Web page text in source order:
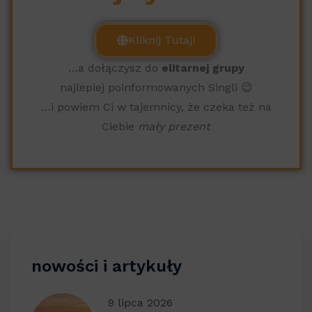
Kliknij Tutaj!
…a dołączysz do elitarnej grupy
najlepiej poinformowanych Singli 😉
…i powiem Ci w tajemnicy, że czeka też na
Ciebie mały prezent
nowości i artykuły
9 lipca 2026